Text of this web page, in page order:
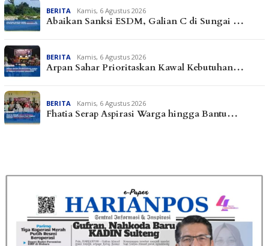
BERITA Kamis, 6 Agustus 2026
Abaikan Sanksi ESDM, Galian C di Sungai …
BERITA Kamis, 6 Agustus 2026
Arpan Sahar Prioritaskan Kawal Kebutuhan…
BERITA Kamis, 6 Agustus 2026
Fhatia Serap Aspirasi Warga hingga Bantu…